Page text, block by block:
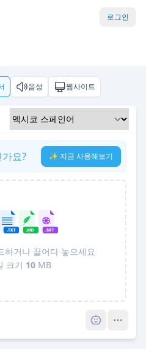
로그인
음성 웹사이트
요? ✨ 지금 사용해보기
하거나 끌어다 놓으세요
크기 10 MB